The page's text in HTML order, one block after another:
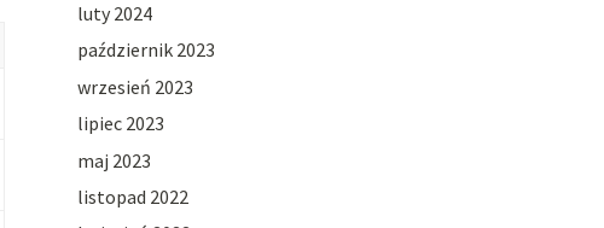
luty 2024
październik 2023
wrzesień 2023
lipiec 2023
maj 2023
listopad 2022